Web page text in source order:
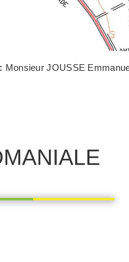
Monsieur JOUSSE